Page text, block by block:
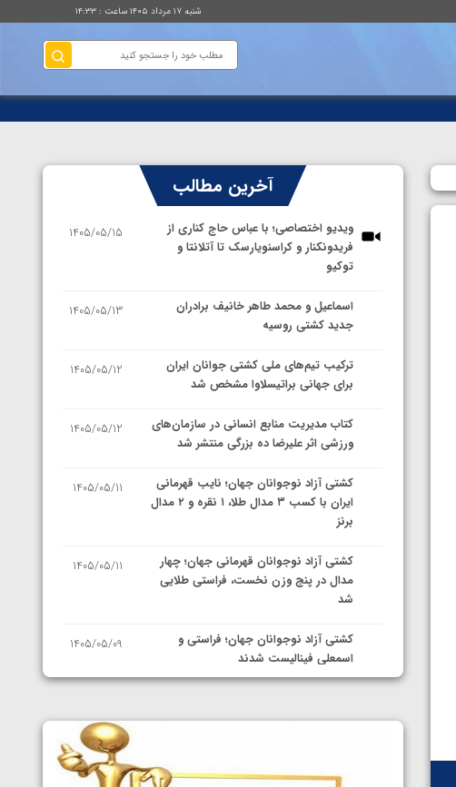
شنبه ۱۷ مرداد ۱۴۰۵ ساعت : ۱۴:۳۳
آخرین مطالب
ویدیو اختصاصی؛ با عباس حاج کناری از
فریدونکنار و کراسنویارسک تا آتلانتا و
توکیو
1405/05/15
اسماعیل و محمد طاهر خانیف برادران
جدید کشتی روسیه
1405/05/13
ترکیب تیم‌های ملی کشتی جوانان ایران
برای جهانی براتیسلاوا مشخص شد
1405/05/12
کتاب مدیریت منابع انسانی در سازمان‌های
ورزشی اثر علیرضا ده بزرگی منتشر شد
1405/05/12
کشتی آزاد نوجوانان جهان؛ نایب قهرمانی
ایران با کسب ۳ مدال طلا، ۱ نقره و ۲ مدال
برنز
1405/05/11
کشتی آزاد نوجوانان قهرمانی جهان؛ چهار
مدال در پنج وزن نخست، فراستی طلایی
شد
1405/05/11
کشتی آزاد نوجوانان جهان؛ فراستی و
اسمعلی فینالیست شدند
1405/05/09
نمایندگان ایران مشخص شدند
سوم برای ایران
1405/05/07